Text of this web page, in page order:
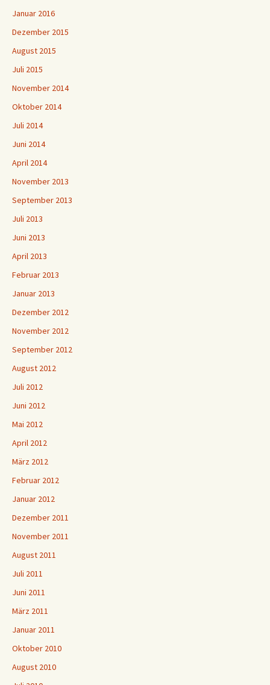
Januar 2016
Dezember 2015
August 2015
Juli 2015
November 2014
Oktober 2014
Juli 2014
Juni 2014
April 2014
November 2013
September 2013
Juli 2013
Juni 2013
April 2013
Februar 2013
Januar 2013
Dezember 2012
November 2012
September 2012
August 2012
Juli 2012
Juni 2012
Mai 2012
April 2012
März 2012
Februar 2012
Januar 2012
Dezember 2011
November 2011
August 2011
Juli 2011
Juni 2011
März 2011
Januar 2011
Oktober 2010
August 2010